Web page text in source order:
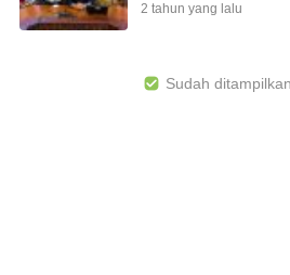
2 tahun yang lalu
Sudah